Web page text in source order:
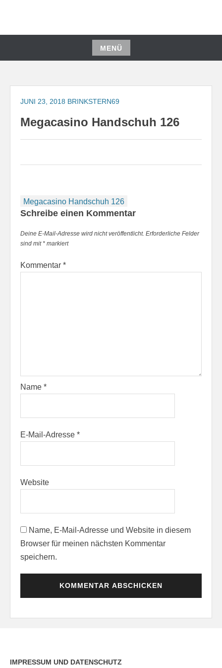
springen
MENÜ
Zum
springen
JUNI 23, 2018 BRINKSTERN69
Megacasino Handschuh 126
Beitragsnavigation
Megacasino Handschuh 126
Schreibe einen Kommentar
Deine E-Mail-Adresse wird nicht veröffentlicht. Erforderliche Felder
sind mit* markiert
Kommentar *
Name *
E-Mail-Adresse *
Website
Name, E-Mail-Adresse und Website in diesem
Browser für meinen nächsten Kommentar
speichern.
IMPRESSUM UND DATENSCHUTZ